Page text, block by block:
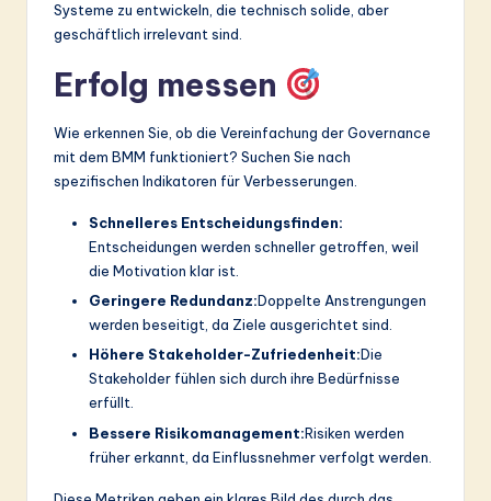
Systeme zu entwickeln, die technisch solide, aber
geschäftlich irrelevant sind.
Erfolg messen
Wie erkennen Sie, ob die Vereinfachung der Governance
mit dem BMM funktioniert? Suchen Sie nach
spezifischen Indikatoren für Verbesserungen.
Schnelleres Entscheidungsfinden:
Entscheidungen werden schneller getroffen, weil
die Motivation klar ist.
Geringere Redundanz:Doppelte Anstrengungen
werden beseitigt, da Ziele ausgerichtet sind.
Höhere Stakeholder-Zufriedenheit:Die
Stakeholder fühlen sich durch ihre Bedürfnisse
erfüllt.
Bessere Risikomanagement:Risiken werden
früher erkannt, da Einflussnehmer verfolgt werden.